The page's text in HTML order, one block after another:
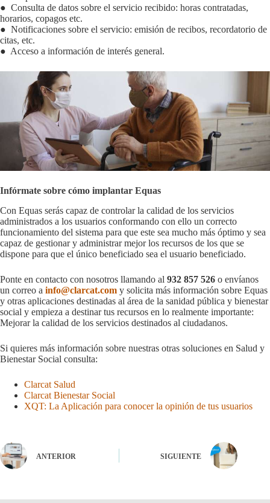
● Consulta de datos sobre el servicio recibido: horas contratadas,
horarios, copagos etc.
● Notificaciones sobre el servicio: emisión de recibos, recordatorio de
citas, etc.
● Acceso a información de interés general.
Infórmate sobre cómo implantar Equas
Con Equas serás capaz de controlar la calidad de los servicios
administrados a los usuarios conformando con ello un correcto
funcionamiento del sistema para que este sea mucho más óptimo y sea
capaz de gestionar y administrar mejor los recursos de los que se
dispone para que el único beneficiado sea el usuario beneficiado.
Ponte en contacto con nosotros llamando al 932 857 526 o envíanos
un correo a info@clarcat.com y solicita más información sobre Equas
y otras aplicaciones destinadas al área de la sanidad pública y bienestar
social y empieza a destinar tus recursos en lo realmente importante:
Mejorar la calidad de los servicios destinados al ciudadanos.
Si quieres más información sobre nuestras otras soluciones en Salud y
Bienestar Social consulta:
Clarcat Salud
Clarcat Bienestar Social
XQT: La Aplicación para conocer la opinión de tus usuarios
ANTERIOR SIGUIENTE